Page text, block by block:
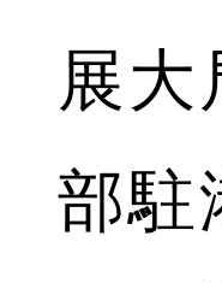
展
部駐